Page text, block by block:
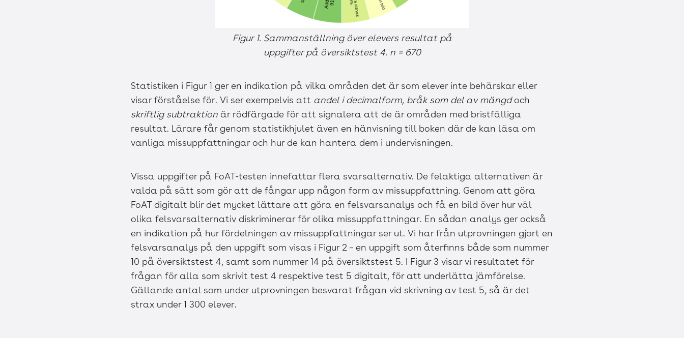
Figur 1. Sammanställning över elevers resultat på
uppgifter på översiktstest 4. n = 670
Statistiken i Figur 1 ger en indikation på vilka områden det är som elever inte behärskar eller
visar förståelse för. Vi ser exempelvis att andel i decimalform, bråk som del av mängdoch
skriftlig subtraktion är rödfärgade för att signalera att de är områden med bristfälliga
resultat. Lärare får genom statistikhjulet även en hänvisning till boken där de kan läsa om
vanliga missuppfattningar och hur de kan hantera dem i undervisningen.
Vissa uppgifter på FoAT-testen innefattar flera svarsalternativ. De felaktiga alternativen är
valda på sätt som gör att de fångar upp någon form av missuppfattning. Genom att göra
FoAT digitalt blir det mycket lättare att göra en felsvarsanalys och få en bild över hur väl
olika felsvarsalternativ diskriminerar för olika missuppfattningar. En sådan analys ger också
en indikation på hur fördelningen av missuppfattningar ser ut. Vi har från utprovningen gjort en
felsvarsanalys på den uppgift som visas i Figur 2 – en uppgift som återfinns både som nummer
10 på översiktstest 4, samt som nummer 14 på översiktstest 5. I Figur 3 visar vi resultatet för
frågan för alla som skrivit test 4 respektive test 5 digitalt, för att underlätta jämförelse.
Gällande antal som under utprovningen besvarat frågan vid skrivning av test 5, så är det
strax under 1 300 elever.